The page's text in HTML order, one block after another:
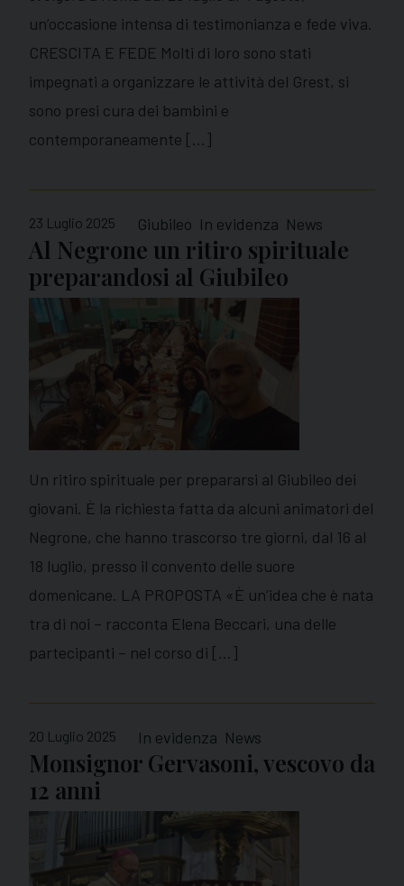
un’occasione intensa di testimonianza e fede viva.
CRESCITA E FEDE Molti di loro sono stati
impegnati a organizzare le attività del Grest, si
sono presi cura dei bambini e
contemporaneamente […]
23 Luglio 2025 Giubileo In evidenza News
Al Negrone un ritiro spirituale
preparandosi al Giubileo
Un ritiro spirituale per prepararsi al Giubileo dei
giovani. È la richiesta fatta da alcuni animatori del
Negrone, che hanno trascorso tre giorni, dal 16 al
18 luglio, presso il convento delle suore
domenicane. LA PROPOSTA «È un’idea che è nata
tra di noi – racconta Elena Beccari, una delle
partecipanti – nel corso di […]
20 Luglio 2025 In evidenza News
Monsignor Gervasoni, vescovo da
12 anni